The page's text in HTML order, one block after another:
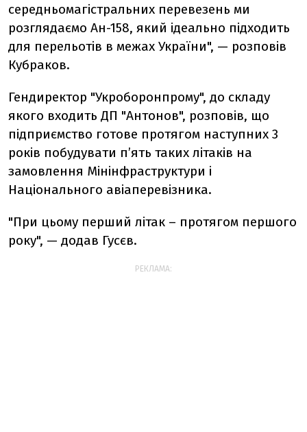
середньомагістральних перевезень ми
розглядаємо Ан-158, який ідеально підходить
для перельотів в межах України", — розповів
Кубраков.
Гендиректор "Укроборонпрому", до складу
якого входить ДП "Антонов", розповів, що
підприємство готове протягом наступних 3
років побудувати п’ять таких літаків на
замовлення Мінінфраструктури і
Національного авіаперевізника.
"При цьому перший літак – протягом першого
року", — додав Гусєв.
РЕКЛАМА: